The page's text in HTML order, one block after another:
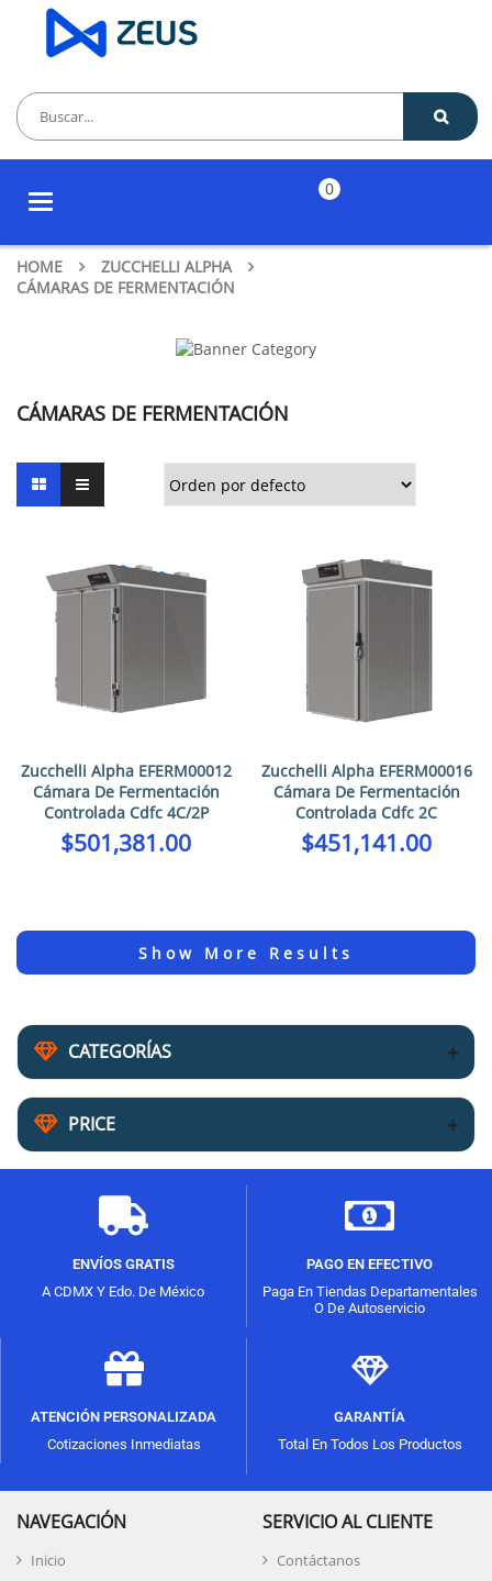
Toggle
0
HOME
ZUCCHELLI ALPHA
CÁMARAS DE FERMENTACIÓN
CATEGORÍAS
PRICE
CÁMARAS DE FERMENTACIÓN
Zucchelli Alpha EFERM00012
Cámara De Fermentación
Controlada Cdfc 4C/2P
$501,381.00
Zucchelli Alpha EFERM00016
Cámara De Fermentación
Controlada Cdfc 2C
$451,141.00
ENVÍOS GRATIS
A CDMX Y Edo. De México
PAGO EN EFECTIVO
Paga En Tiendas Departamentales
O De Autoservicio
ATENCIÓN PERSONALIZADA
Cotizaciones Inmediatas
GARANTÍA
Total En Todos Los Productos
NAVEGACIÓN
Inicio
SERVICIO AL CLIENTE
Contáctanos